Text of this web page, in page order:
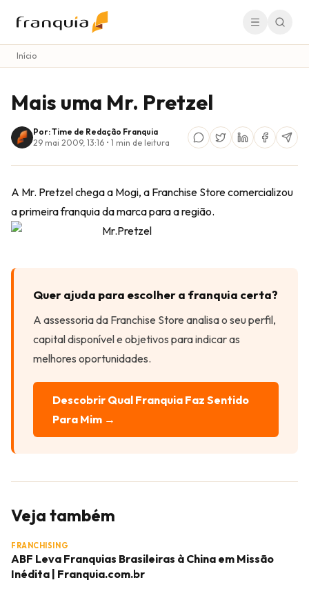
Início
Mais uma Mr. Pretzel
Por: Time de Redação Franquia
29 mai 2009, 13:16 • 1 min de leitura
A Mr. Pretzel chega a Mogi, a Franchise Store comercializou
a primeira franquia da marca para a região.
Quer ajuda para escolher a franquia certa?
A assessoria da Franchise Store analisa o seu perfil,
capital disponível e objetivos para indicar as
melhores oportunidades.
Descobrir Qual Franquia Faz Sentido
Para Mim →
Veja também
FRANCHISING
ABF Leva Franquias Brasileiras à China em Missão
Inédita | Franquia.com.br